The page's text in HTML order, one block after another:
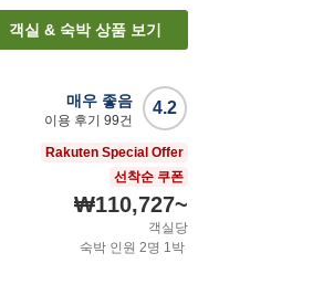
객실 & 숙박 상품 보기
4.2
매우 좋음
이용 후기 99건
Rakuten Special Offer
선착순 쿠폰
₩110,727~
객실당
숙박 인원 2명 1박